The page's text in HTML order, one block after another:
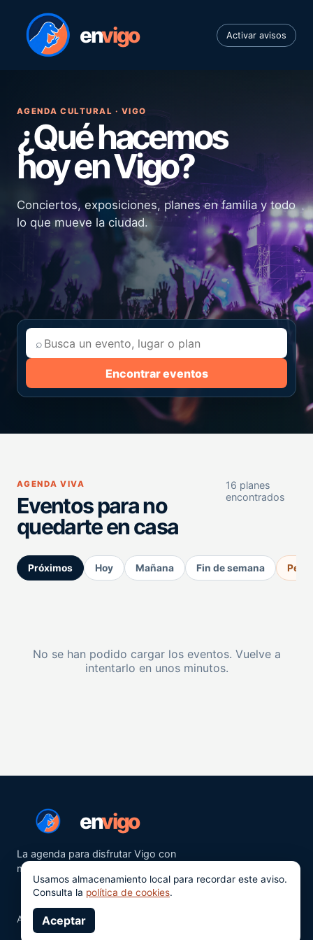
envigo Activar avisos
AGENDA CULTURAL · VIGO
¿Qué hacemos
hoy en Vigo?
Conciertos, exposiciones, planes en familia y todo
lo que mueve la ciudad.
⌕
Encontrar eventos
AGENDA VIVA
Eventos para no
quedarte en casa
16 planes
encontrados
Próximos Hoy Mañana Fin de semana
No se han podido cargar los eventos. Vuelve a
intentarlo en unos minutos.
envigo
La agenda para disfrutar Vigo con
más ganas.
Aviso legalPrivacidad
Usamos almacenamiento local para recordar este aviso.
Consulta la política de cookies.
Aceptar